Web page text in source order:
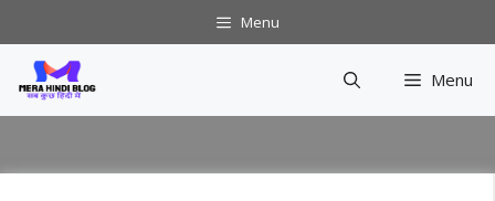
to
content
Menu
Menu